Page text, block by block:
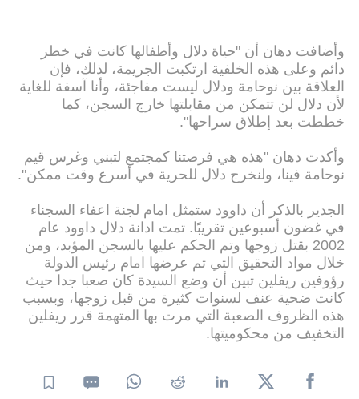
وأضافت دهان أن "حياة دلال وأطفالها كانت في خطر
دائم وعلى هذه الخلفية ارتكبت الجريمة، لذلك، فإن
العلاقة بين نوحامة ودلال ليست مفاجئة، وأنا آسفة للغاية
لأن دلال لن تتمكن من مقابلتها خارج السجن، كما
خططت بعد إطلاق سراحها".
وأكدت دهان "هذه هي فرصتنا كمجتمع لتبني وغرس قيم
نوحامة فينا، ولنخرج دلال للحرية في أسرع وقت ممكن".
الجدير بالذكر أن داوود ستمثل امام لجنة اعفاء السجناء
في غضون أسبوعين تقريبًا. تمت ادانة دلال داوود عام
2002 بقتل زوجها وتم الحكم عليها بالسجن المؤبد، ومن
خلال مواد التحقيق التي تم عرضها امام رئيس الدولة
رؤوفين ريفلين تبين أن وضع السيدة كان صعبا جدا حيث
كانت ضحية عنف لسنوات كثيرة من قبل زوجها، وبسبب
هذه الظروف الصعبة التي مرت بها المتهمة قرر ريفلين
التخفيف من محكوميتها.